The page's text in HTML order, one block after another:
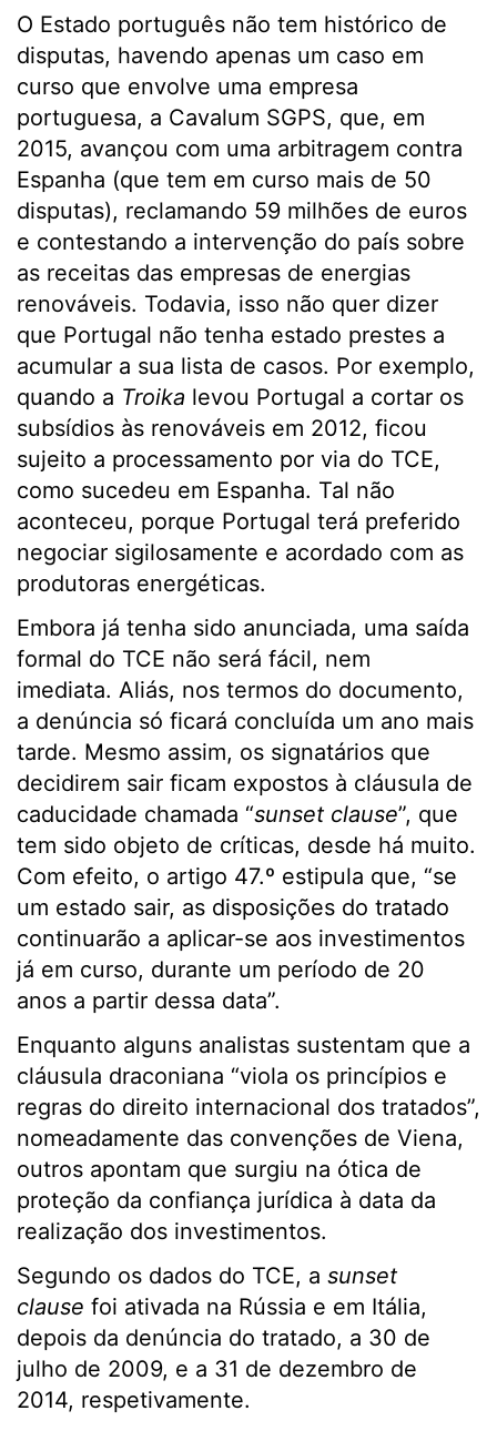
O Estado português não tem histórico de
disputas, havendo apenas um caso em
curso que envolve uma empresa
portuguesa, a Cavalum SGPS, que, em
2015, avançou com uma arbitragem contra
Espanha (que tem em curso mais de 50
disputas), reclamando 59 milhões de euros
e contestando a intervenção do país sobre
as receitas das empresas de energias
renováveis. Todavia, isso não quer dizer
que Portugal não tenha estado prestes a
acumular a sua lista de casos. Por exemplo,
quando a Troika levou Portugal a cortar os
subsídios às renováveis em 2012, ficou
sujeito a processamento por via do TCE,
como sucedeu em Espanha. Tal não
aconteceu, porque Portugal terá preferido
negociar sigilosamente e acordado com as
produtoras energéticas.
Embora já tenha sido anunciada, uma saída
formal do TCE não será fácil, nem
imediata. Aliás, nos termos do documento,
a denúncia só ficará concluída um ano mais
tarde. Mesmo assim, os signatários que
decidirem sair ficam expostos à cláusula de
caducidade chamada “sunset clause”, que
tem sido objeto de críticas, desde há muito.
Com efeito, o artigo 47.º estipula que, “se
um estado sair, as disposições do tratado
continuarão a aplicar-se aos investimentos
já em curso, durante um período de 20
anos a partir dessa data”.
Enquanto alguns analistas sustentam que a
cláusula draconiana “viola os princípios e
regras do direito internacional dos tratados”,
nomeadamente das convenções de Viena,
outros apontam que surgiu na ótica de
proteção da confiança jurídica à data da
realização dos investimentos.
Segundo os dados do TCE, a sunset
clause foi ativada na Rússia e em Itália,
depois da denúncia do tratado, a 30 de
julho de 2009, e a 31 de dezembro de
2014, respetivamente.